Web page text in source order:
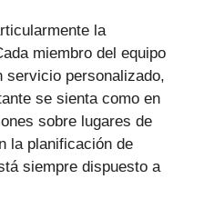
la
miembro del equipo
servicio personalizado,
se sienta como en
sobre lugares de
la planificación de
siempre dispuesto a